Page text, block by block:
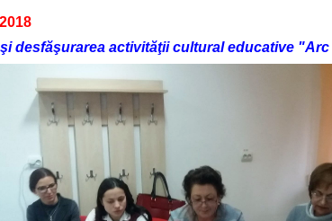
desfăşurarea activităţii cultural educative